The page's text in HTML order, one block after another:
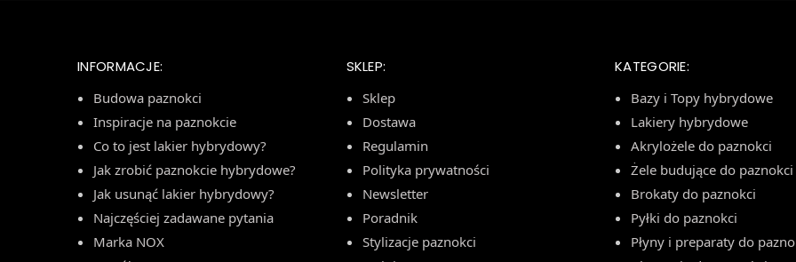
INFORMACJE:
Budowa paznokci
Inspiracje na paznokcie
Co to jest lakier hybrydowy?
Jak zrobić paznokcie hybrydowe?
Jak usunąć lakier hybrydowy?
Najczęściej zadawane pytania
Marka NOX
SKLEP:
Sklep
Dostawa
Regulamin
Polityka prywatności
Newsletter
Poradnik
Stylizacje paznokci
KATEGORIE:
Bazy i Topy hybrydowe
Lakiery hybrydowe
Akrylożele do paznokci
Żele budujące do paznokci
Brokaty do paznokci
Pyłki do paznokci
Płyny i preparaty do